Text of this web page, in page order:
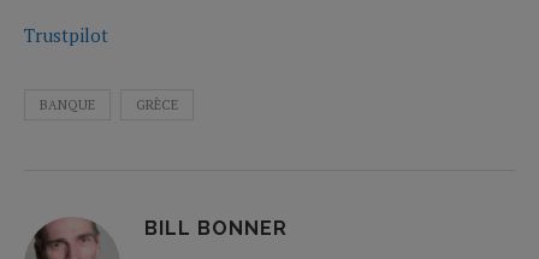
Trustpilot
BANQUE GRÈCE
BILL BONNER